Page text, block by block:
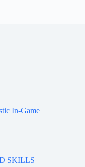
In-Game
SKILLS